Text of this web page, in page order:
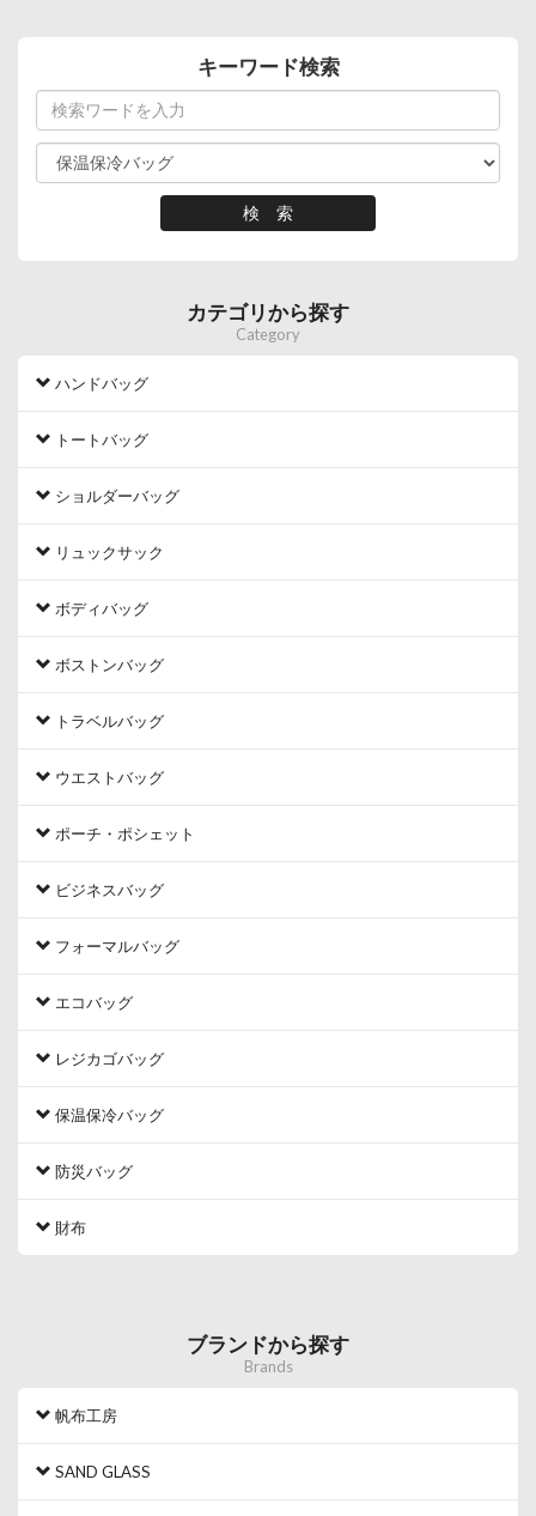
キーワード検索
カテゴリから探す
Category
ハンドバッグ
トートバッグ
ショルダーバッグ
リュックサック
ボディバッグ
ボストンバッグ
トラベルバッグ
ウエストバッグ
ポーチ・ポシェット
ビジネスバッグ
フォーマルバッグ
エコバッグ
レジカゴバッグ
保温保冷バッグ
防災バッグ
財布
ブランドから探す
Brands
帆布工房
SAND GLASS